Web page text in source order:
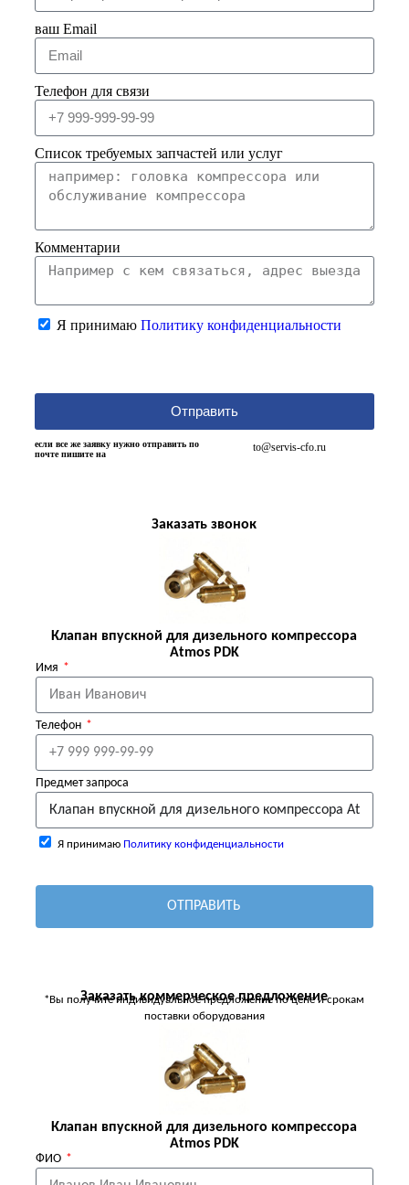
ваш Email
Телефон для связи
Список требуемых запчастей или услуг
Комментарии
Я принимаю Политику конфиденциальности
Отправить
если все же заявку нужно отправить по
почте пишите на
to@servis-cfo.ru
Заказать звонок
Клапан впускной для дизельного компрессора
Atmos PDK
Имя
Телефон
Предмет запроса
Я принимаю Политику конфиденциальности
ОТПРАВИТЬ
Заказать коммерческое предложение
*Вы получите индивидуальное предложение по цене и срокам
поставки оборудования
Клапан впускной для дизельного компрессора
Atmos PDK
ФИО